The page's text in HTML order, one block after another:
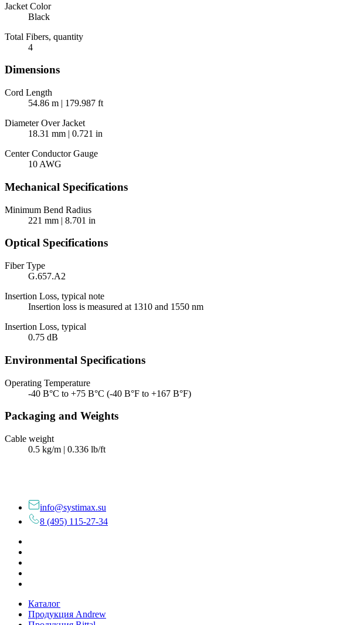
Jacket Color
Black
Total Fibers, quantity
4
Dimensions
Cord Length
54.86 m | 179.987 ft
Diameter Over Jacket
18.31 mm | 0.721 in
Center Conductor Gauge
10 AWG
Mechanical Specifications
Minimum Bend Radius
221 mm | 8.701 in
Optical Specifications
Fiber Type
G.657.A2
Insertion Loss, typical note
Insertion loss is measured at 1310 and 1550 nm
Insertion Loss, typical
0.75 dB
Environmental Specifications
Operating Temperature
-40 В°C to +75 В°C (-40 В°F to +167 В°F)
Packaging and Weights
Cable weight
0.5 kg/m | 0.336 lb/ft
info@systimax.su
8 (495) 115-27-34
Каталог
Продукция Andrew